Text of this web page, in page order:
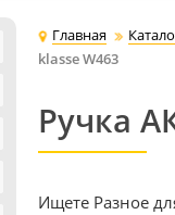
Главная
klasse W463
Ручка
Ищете Разное